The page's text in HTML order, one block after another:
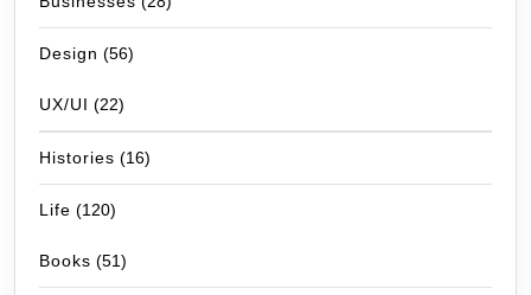
Design (56)
UX/UI (22)
Histories (16)
Life (120)
Books (51)